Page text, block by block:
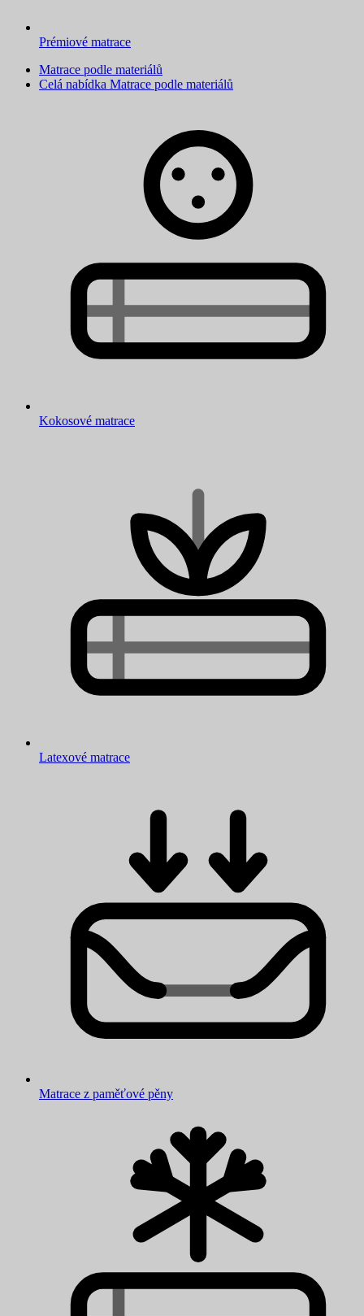
Prémiové matrace
Matrace podle materiálů
Celá nabídka Matrace podle materiálů
Kokosové matrace
Latexové matrace
Matrace z paměťové pěny